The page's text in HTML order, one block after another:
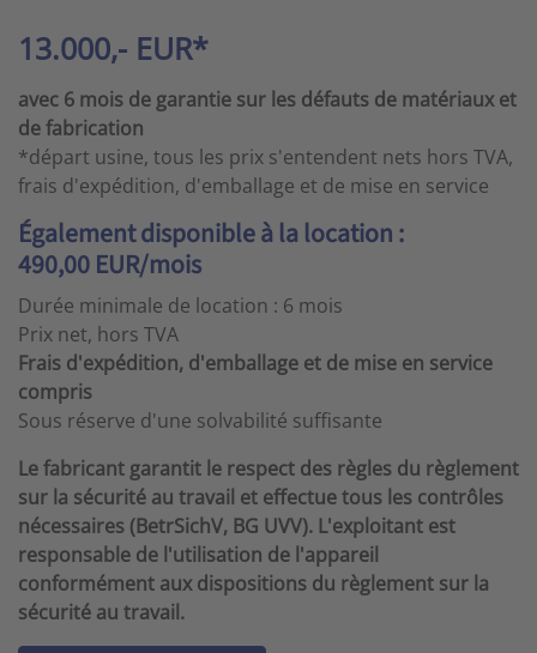
13.000,- EUR*
avec 6 mois de garantie sur les défauts de matériaux et
de fabrication
*départ usine, tous les prix s'entendent nets hors TVA,
frais d'expédition, d'emballage et de mise en service
Également disponible à la location :
490,00 EUR/mois
Durée minimale de location : 6 mois
Prix net, hors TVA
Frais d'expédition, d'emballage et de mise en service
compris
Sous réserve d'une solvabilité suffisante
Le fabricant garantit le respect des règles du règlement
sur la sécurité au travail et effectue tous les contrôles
nécessaires (BetrSichV, BG UVV). L'exploitant est
responsable de l'utilisation de l'appareil
conformément aux dispositions du règlement sur la
sécurité au travail.